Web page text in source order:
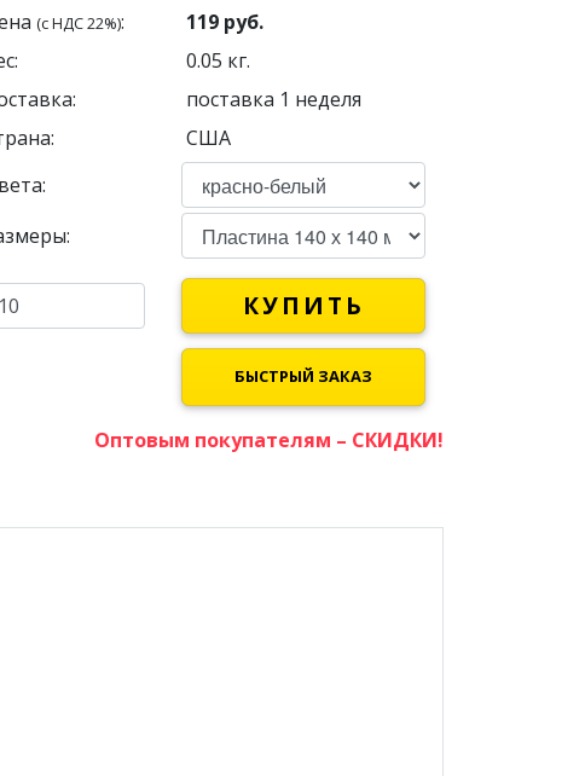
(с НДС 22%): 119 руб.
0.05 кг.
поставка 1 неделя
США
КУПИТЬ
БЫСТРЫЙ ЗАКАЗ
Оптовым покупателям – СКИДКИ!